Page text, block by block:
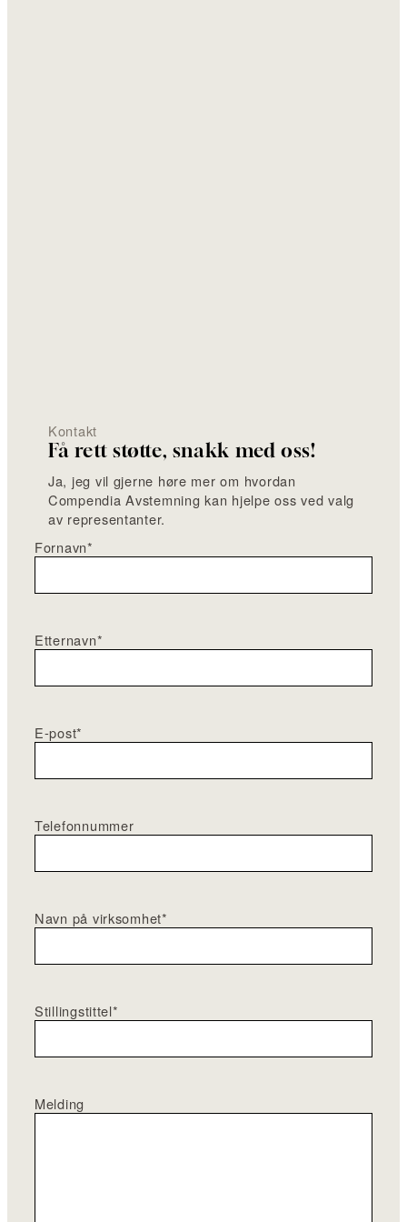
Kontakt
Få rett støtte, snakk med oss!
Ja, jeg vil gjerne høre mer om hvordan
Compendia Avstemning kan hjelpe oss ved valg
av representanter.
Fornavn*
Etternavn*
E-post*
Telefonnummer
Navn på virksomhet*
Stillingstittel*
Melding